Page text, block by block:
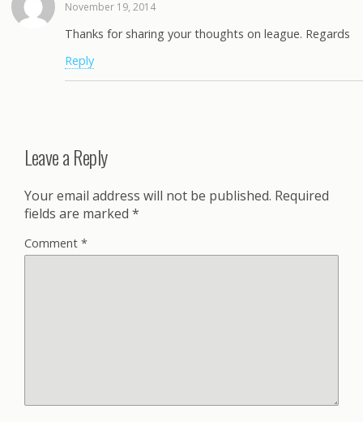
November 19, 2014
Thanks for sharing your thoughts on league. Regards
Reply
Leave a Reply
Your email address will not be published. Required
fields are marked *
Comment *